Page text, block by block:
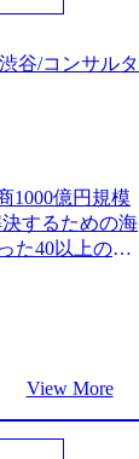
谷/コンサルタ
1000億円規模
するための海
た40以上の事
高い https://st
式会社 会社説
バレジーズの
ズグローバル、
prtimes.jp/
View More